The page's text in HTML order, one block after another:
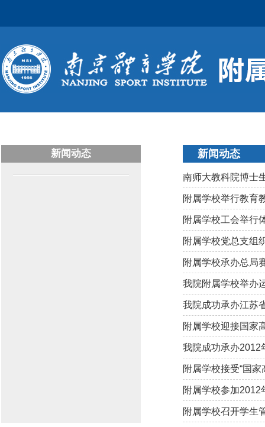
新闻动态 新闻动态
南师大教科院博士
附属学校举行教育
附属学校工会举行
附属学校党总支组
附属学校承办总局
我院附属学校举办
我院成功承办江苏
附属学校迎接国家
我院成功承办2012
附属学校接受“国
附属学校参加2012
附属学校召开学生